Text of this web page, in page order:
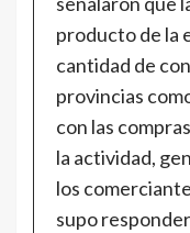
producto de la
cantidad de
provincias
con las
la actividad,
los
supo